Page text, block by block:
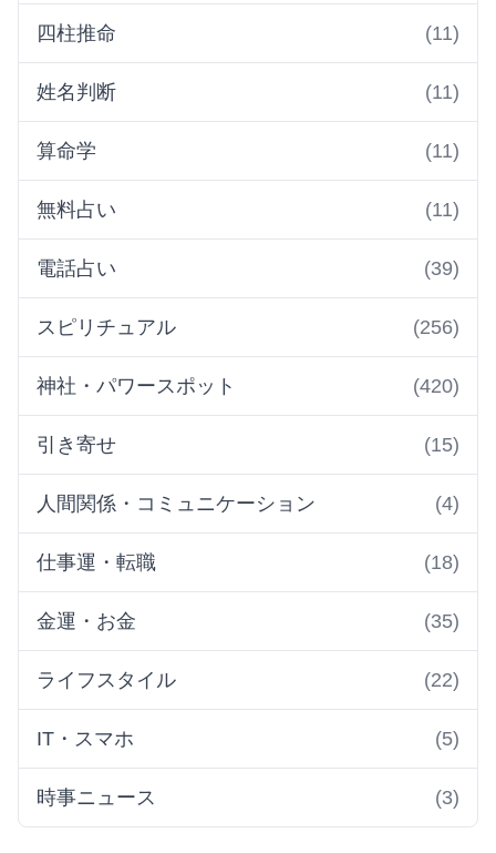
四柱推命 (11)
姓名判断 (11)
算命学 (11)
無料占い (11)
電話占い (39)
スピリチュアル (256)
神社・パワースポット (420)
引き寄せ (15)
人間関係・コミュニケーション (4)
仕事運・転職 (18)
金運・お金 (35)
ライフスタイル (22)
IT・スマホ (5)
時事ニュース (3)